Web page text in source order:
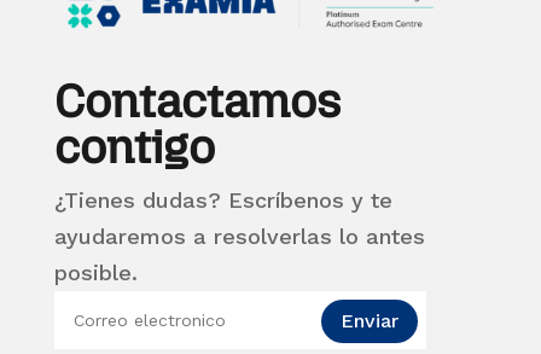
Contactamos
contigo
¿Tienes dudas? Escríbenos y te
ayudaremos a resolverlas lo antes
posible.
Enviar